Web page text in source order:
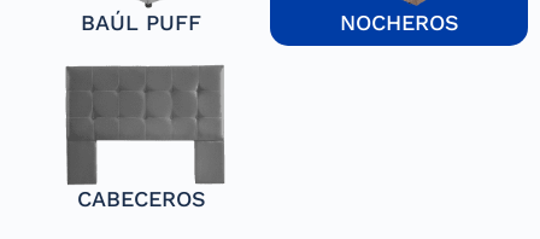
BAÚL PUFF NOCHEROS
CABECEROS